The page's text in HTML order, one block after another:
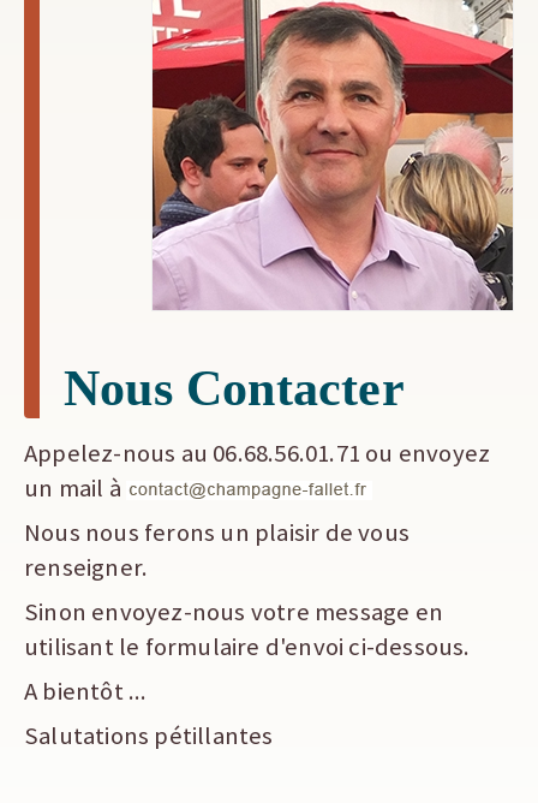
Nous Contacter
Appelez-nous au 06.68.56.01.71 ou envoyez
un mail à
Nous nous ferons un plaisir de vous
renseigner.
Sinon envoyez-nous votre message en
utilisant le formulaire d'envoi ci-dessous.
A bientôt ...
Salutations pétillantes